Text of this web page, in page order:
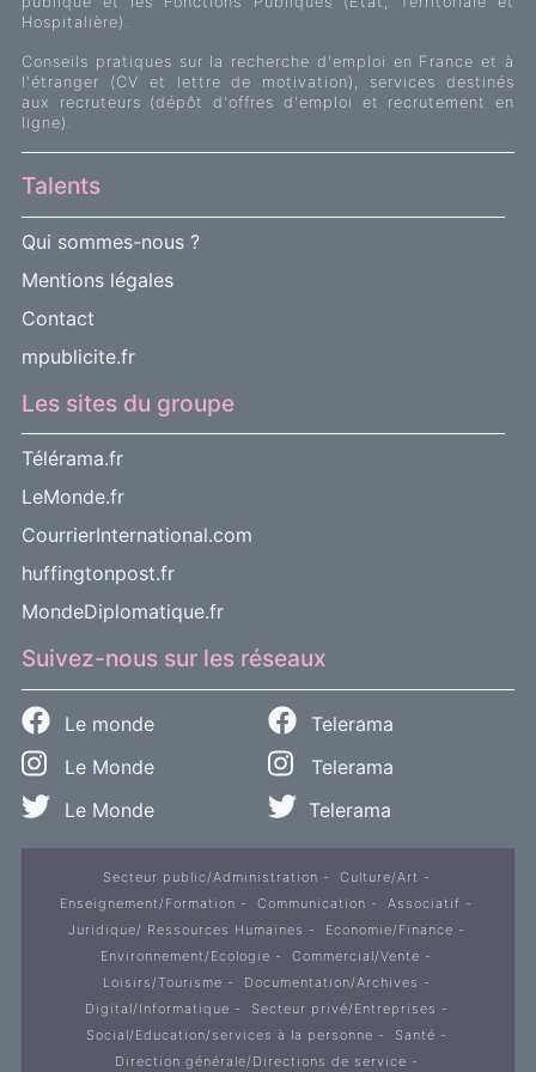
Hospitalière).
Conseils pratiques sur la recherche d'emploi en France et à
l'étranger (CV et lettre de motivation), services destinés
aux recruteurs (dépôt d'offres d'emploi et recrutement en
ligne).
Talents
Qui sommes-nous ?
Mentions légales
Contact
mpublicite.fr
Les sites du groupe
Télérama.fr
LeMonde.fr
CourrierInternational.com
huffingtonpost.fr
MondeDiplomatique.fr
Suivez-nous sur les réseaux
Le monde
Telerama
Le Monde
Telerama
Le Monde
Telerama
Secteur public/Administration
Culture/Art
Enseignement/Formation
Communication
Associatif
Juridique/ Ressources Humaines
Economie/Finance
Environnement/Ecologie
Commercial/Vente
Loisirs/Tourisme
Documentation/Archives
Digital/Informatique
Secteur privé/Entreprises
Social/Education/services à la personne
Santé
Direction générale/Directions de service